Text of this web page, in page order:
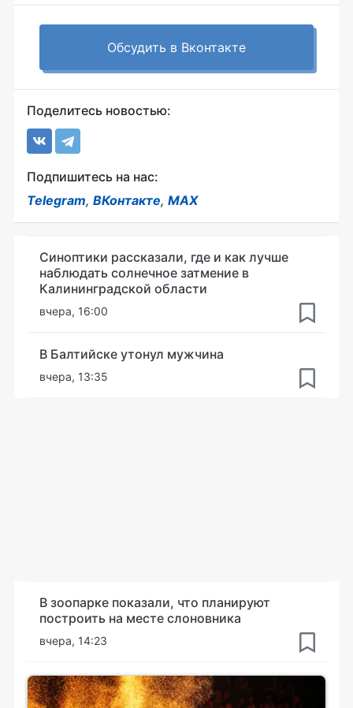
Обсудить в Вконтакте
Поделитесь новостью:
Подпишитесь на нас:
Telegram, ВКонтакте, MAX
Синоптики рассказали, где и как лучше
наблюдать солнечное затмение в
Калининградской области
вчера, 16:00
В Балтийске утонул мужчина
вчера, 13:35
В зоопарке показали, что планируют
построить на месте слоновника
вчера, 14:23